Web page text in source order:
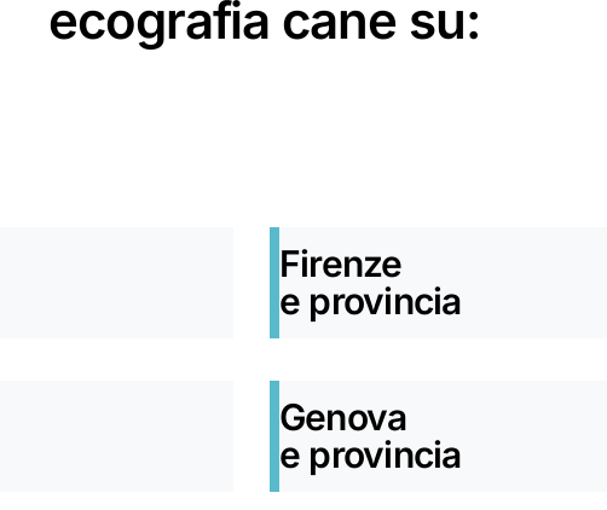
ecografia cane su:
Firenze
e provincia
Genova
e provincia